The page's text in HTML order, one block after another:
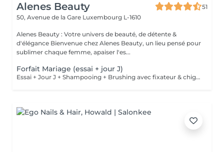
Alenes Beauty
51
50, Avenue de la Gare Luxembourg L-1610
Alenes Beauty : Votre univers de beauté, de détente &
d'élégance Bienvenue chez Alenes Beauty, un lieu pensé pour
sublimer chaque femme, apaiser l'es...
Forfait Mariage (essai + jour J)
Essai + Jour J + Shampooing + Brushing avec fixateur & chignon